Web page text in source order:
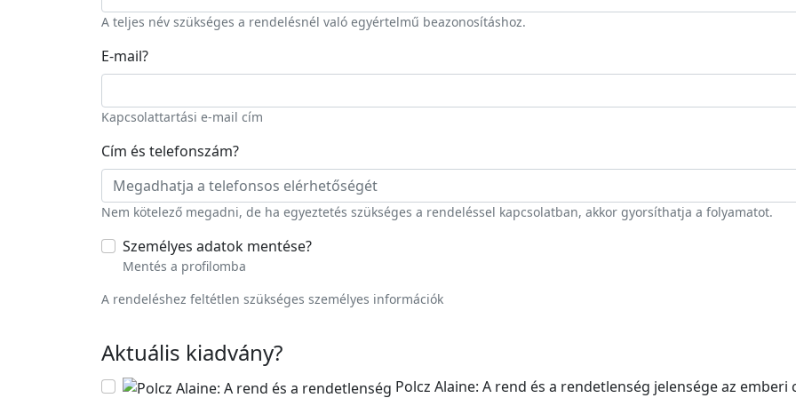
A teljes név szükséges a rendelésnél való egyértelmű beazonosításhoz.
E-mail?
Kapcsolattartási e-mail cím
Cím és telefonszám?
Nem kötelező megadni, de ha egyeztetés szükséges a rendeléssel kapcsolatban, akkor gyorsíthatja a folyamatot.
Személyes adatok mentése?
Mentés a profilomba
A rendeléshez feltétlen szükséges személyes információk
Aktuális kiadvány?
Polcz Alaine: A rend és a rendetlenség jelensége az emberi